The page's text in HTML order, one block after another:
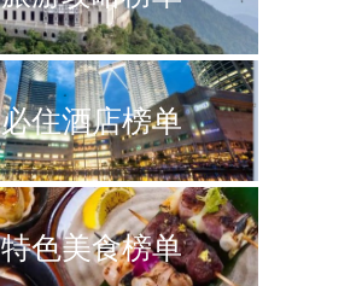
必住酒店榜单
特色美食榜单